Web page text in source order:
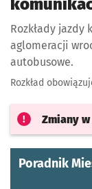
Rozkłady jazdy
aglomeracji
autobusowe.
Rozkład
Zmiany
Poradnik